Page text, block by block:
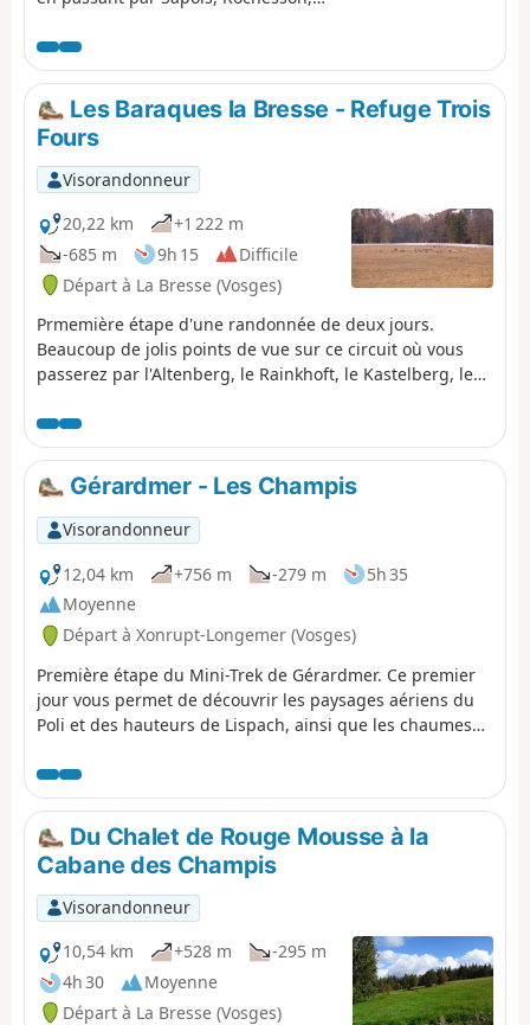
de Grosse Pierre, arrivée à La Bresse.
Les Baraques la Bresse - Refuge Trois
Fours
Visorandonneur
20,22 km
+1 222 m
-685 m
9h 15
Difficile
Départ à La Bresse (Vosges)
Prmemière étape d'une randonnée de deux jours.
Beaucoup de jolis points de vue sur ce circuit où vous
passerez par l'Altenberg, le Rainkhoft, le Kastelberg, le
chamois à l'arrivée.
Gérardmer - Les Champis
Visorandonneur
12,04 km
+756 m -279 m
5h 35
Moyenne
Départ à Xonrupt-Longemer (Vosges)
Première étape du Mini-Trek de Gérardmer. Ce premier
jour vous permet de découvrir les paysages aériens du
Poli et des hauteurs de Lispach, ainsi que les chaumes
permet une progression régulière vers le Chalet des
Champis, lieu d’hébergement et de pause pour la nuit.
C'est également l'occasion de passer une nuit en cabane
non-gardée qui a (presque) tout pour plaire : isolée et à
au moins 30 min de marche de toute agglomération, en
plein milieu des chaumes, accessible à tous et toute
l'année...Il s'agit d'un incontournable du secteur.
Du Chalet de Rouge Mousse à la
Cabane des Champis
Visorandonneur
10,54 km
+528 m
-295 m
4h 30
Moyenne
Départ à La Bresse (Vosges)